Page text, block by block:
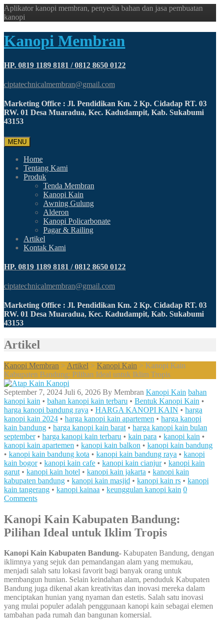
Aplikator kanopi membran, penyedia bahan dan jasa pembuatan
kanopi
Kanopi Membran
HP. 0819 1189 8181 / 0812 8650 0122
ciptatechnicalmembran@gmail.com
Marketing Office : Jl. Pendidikan Km. 2 Kp. Cidadap RT. 03
RW. 01 Desa Muaradua, Kec. Kadudampit, Kab. Sukabumi
43153
MENU
Home
Tentang Kami
Produk
Tenda Membran
Kanopi Kain
Awning Gulung
Alderon
Kanopi Policarbonate
Pagar & Railing
Artikel
Kontak Kami
HP. 0819 1189 8181 / 0812 8650 0122
ciptatechnicalmembran@gmail.com
Marketing Office : Jl. Pendidikan Km. 2 Kp. Cidadap RT. 03
RW. 01 Desa Muaradua, Kec. Kadudampit, Kab. Sukabumi
43153
Artikel
Kanopi Membran > Artikel > Kanopi Kain > Kanopi Kain
Kabupaten Bandung: Pilihan Ideal untuk Iklim Tropis
September 7, 2024 Juli 6, 2026 By Membran Kanopi Kain bahan
kanopi kain • bahan kanopi kain terbaru • Bentuk Kanopi Kain •
harga kanopi bandung raya • HARGA KANOPI KAIN • harga
kanopi kain 2024 • harga kanopi kain apartemen • harga kanopi
kain bandung • harga kanopi kain barat • harga kanopi kain bulan
september• harga kanopi kain terbaru • kain para • kanopi kain •
kanopi kain apartemen • kanopi kain balkon • kanopi kain bandung
• kanopi kain bandung kota • kanopi kain bandung raya • kanopi
kain bogor• kanopi kain cafe • kanopi kain cianjur• kanopi kain
garut • kanopi kain hotel • kanopi kain jakarta • kanopi kain
kabupaten bandung • kanopi kain masjid • kanopi kain rs • kanopi
kain tangerang • kanopi kainaa • keunggulan kanopi kain 0
Comments
Kanopi Kain Kabupaten Bandung:
Pilihan Ideal untuk Iklim Tropis
Kanopi Kain Kabupaten Bandung- Kabupaten Bandung, dengan
iklimnya yang sejuk dan pemandangan alam yang memukau,
menjadi salah satu lokasi favorit bagi banyak orang untuk
membangun hunian. Selain keindahan alam, penduduk Kabupaten
Bandung juga dikenal akan kreativitas dan inovasi mereka dalam
menciptakan hunian yang nyaman dan estetis. Salah satu inovasi
yang mulai populer adalah penggunaan kanopi kain sebagai elemen
tambahan pada rumah dan bangunan komersial.